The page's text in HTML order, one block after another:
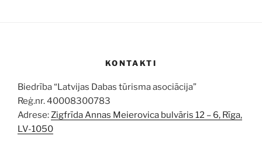
KONTAKTI
Biedrība “Latvijas Dabas tūrisma asociācija”
Reģ.nr. 40008300783
Adrese:Zigfrīda Annas Meierovica bulvāris 12 – 6, Rīga,
LV-1050